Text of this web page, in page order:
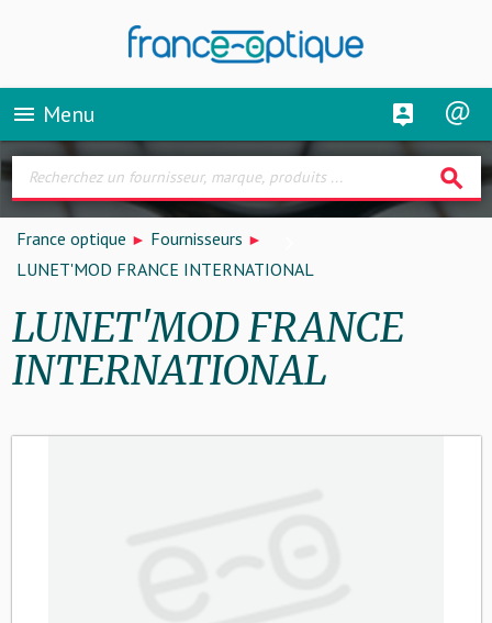
menu Menu
search
France optique
Fournisseurs
LUNET'MOD FRANCE INTERNATIONAL
LUNET'MOD FRANCE
INTERNATIONAL